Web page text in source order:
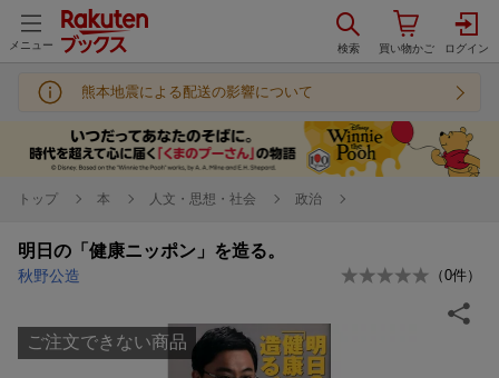
メニュー
熊本地震による配送の影響について
トップ 本 人文・思想・社会 政治
明日の「健康ニッポン」を造る。
秋野公造 （0件）
ご注文できない商品